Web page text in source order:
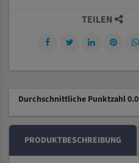
TEILEN
Durchschnittliche Punktzahl
PRODUKTBESCHREIBUNG